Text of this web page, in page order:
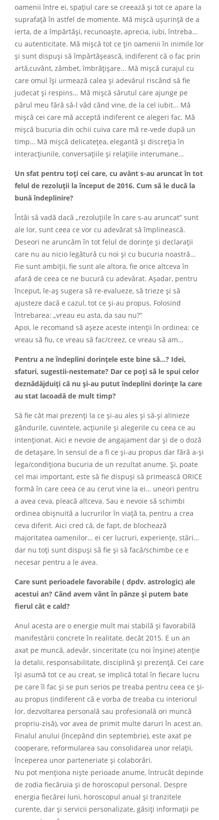
oamenii între ei, spaţiul care se creează şi tot ce apare la
suprafaţă în astfel de momente. Mă mişcă uşurinţă de a
ierta, de a împărtăşi, recunoaşte, aprecia, iubi, întreba…
cu autenticitate. Mă mişcă tot ce ţin oamenii în inimile lor
şi sunt dispuşi să împărtăşească, indiferent că o fac prin
artă,cuvânt, zâmbet, îmbrăţişare… Mă mişcă curajul cu
care omul îşi urmează calea şi adevărul riscând să fie
judecat şi respins… Mă mişcă sărutul care ajunge pe
părul meu fără să-l văd când vine, de la cel iubit… Mă
mişcă cei care mă acceptă indiferent ce alegeri fac. Mă
mişcă bucuria din ochii cuiva care mă re-vede după un
timp… Mă mişcă delicateţea, elegantă şi discreţia în
interacţiunile, conversaţiile şi relaţiile interumane…
Un sfat pentru toţi cei care, cu avânt s-au aruncat în tot
felul de rezoluţii la început de 2016. Cum să le ducă la
bună îndeplinire?
Întâi să vadă dacă „rezoluţiile în care s-au aruncat” sunt
ale lor, sunt ceea ce vor cu adevărat să împlinească.
Deseori ne aruncăm în tot felul de dorinţe şi declaraţii
care nu au nicio legătură cu noi şi cu bucuria noastră…
Fie sunt ambiţii, fie sunt ale altora, fie orice altceva în
afară de ceea ce ne bucură cu adevărat. Aşadar, pentru
început, le-aş sugera să re-evalueze, să trieze şi să
ajusteze dacă e cazul, tot ce şi-au propus. Folosind
întrebarea: „vreau eu asta, da sau nu?”
Apoi, le recomand să aşeze aceste intenţii în ordinea: ce
vreau să fiu, ce vreau să fac/creez, ce vreau să am…
Pentru a ne îndeplini dorinţele este bine să…? Idei,
sfaturi, sugestii-nestemate? Dar ce poţi să le spui celor
deznădăjduiţi că nu şi-au putut îndeplini dorinţe la care
au stat lacoadă de mult timp?
Să fie cât mai prezenţi la ce şi-au ales şi să-şi alinieze
gândurile, cuvintele, acţiunile şi alegerile cu ceea ce au
intenţionat. Aici e nevoie de angajament dar şi de o doză
de detaşare, în sensul de a fi ce şi-au propus dar fără a-şi
lega/condiţiona bucuria de un rezultat anume. Şi, poate
cel mai important, este să fie dispuşi să primească ORICE
formă în care ceea ce au cerut vine la ei… uneori pentru
a avea ceva, pleacă altceva. Sau e nevoie să schimbi
ordinea obişnuită a lucrurilor în viaţă ta, pentru a crea
ceva diferit. Aici cred că, de fapt, de blochează
majoritatea oamenilor… ei cer lucruri, experienţe, stări…
dar nu toţi sunt dispuşi să fie şi să facă/schimbe ce e
necesar pentru a le avea.
Care sunt perioadele favorabile ( dpdv. astrologic) ale
acestui an? Când avem vânt în pânze şi putem bate
fierul cât e cald?
Anul acesta are o energie mult mai stabilă şi favorabilă
manifestării concrete în realitate, decât 2015. E un an
axat pe muncă, adevăr, sinceritate (cu noi înşine) atenţie
la detalii, responsabilitate, disciplină şi prezenţă. Cei care
îşi asumă tot ce au creat, se implică total în fiecare lucru
pe care îl fac şi se pun serios pe treaba pentru ceea ce şi-
au propus (indiferent că e vorba de treaba cu interiorul
lor, dezvoltarea personală sau profesională ori muncă
propriu-zisă), vor avea de primit multe daruri în acest an.
Finalul anului (începând din septembrie), este axat pe
cooperare, reformularea sau consolidarea unor relaţii,
începerea unor parteneriate şi colaborări.
Nu pot menţiona nişte perioade anume, întrucât depinde
de zodia fiecăruia şi de horoscopul personal. Despre
energia fiecărei luni, horoscopul anual şi tranzitele
curente, dar şi servicii personalizate, găsiţi informaţii pe